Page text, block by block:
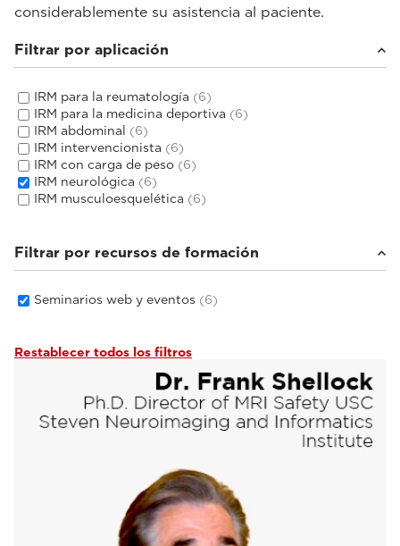
considerablemente su asistencia al paciente.
Filtrar por aplicación
IRM para la reumatología (6)
IRM para la medicina deportiva (6)
IRM abdominal (6)
IRM intervencionista (6)
IRM con carga de peso (6)
IRM neurológica (6)
IRM musculoesquelética (6)
Filtrar por recursos de formación
Seminarios web y eventos (6)
Restablecer todos los filtros